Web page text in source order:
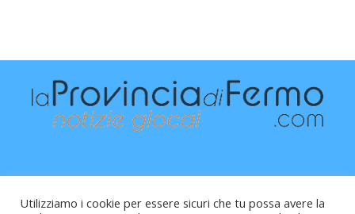
Utilizziamo i cookie per essere sicuri che tu possa avere la